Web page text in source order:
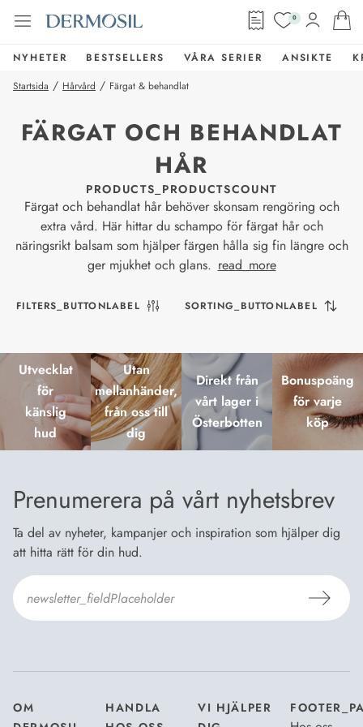
0
NYHETER BESTSELLERS VÅRA SERIER ANSIKTE
Startsida / Hårvård / Färgat & behandlat
FÄRGAT OCH BEHANDLAT
HÅR
PRODUCTS_PRODUCTSCOUNT
Färgat och behandlat hår behöver skonsam rengöring och
extra vård. Här hittar du schampo för färgat hår och
näringsrikt balsam som hjälper färgen hålla sig fin längre och
ger mjukhet och glans. read_more
FILTERS_BUTTONLABEL SORTING_BUTTONLABEL
Utvecklat
för
känslig
hud
Utan
mellanhänder,
från oss till
dig
Direkt från
vårt lager i
Österbotten
Bonuspoäng
för varje
köp
Prenumerera på vårt nyhetsbrev
Ta del av nyheter, kampanjer och inspiration som hjälper dig
att hitta rätt för din hud.
OM
HANDLA
VI HJÄLPER